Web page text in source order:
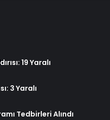
19 Yaralı
3 Yaralı
Tedbirleri Alındı